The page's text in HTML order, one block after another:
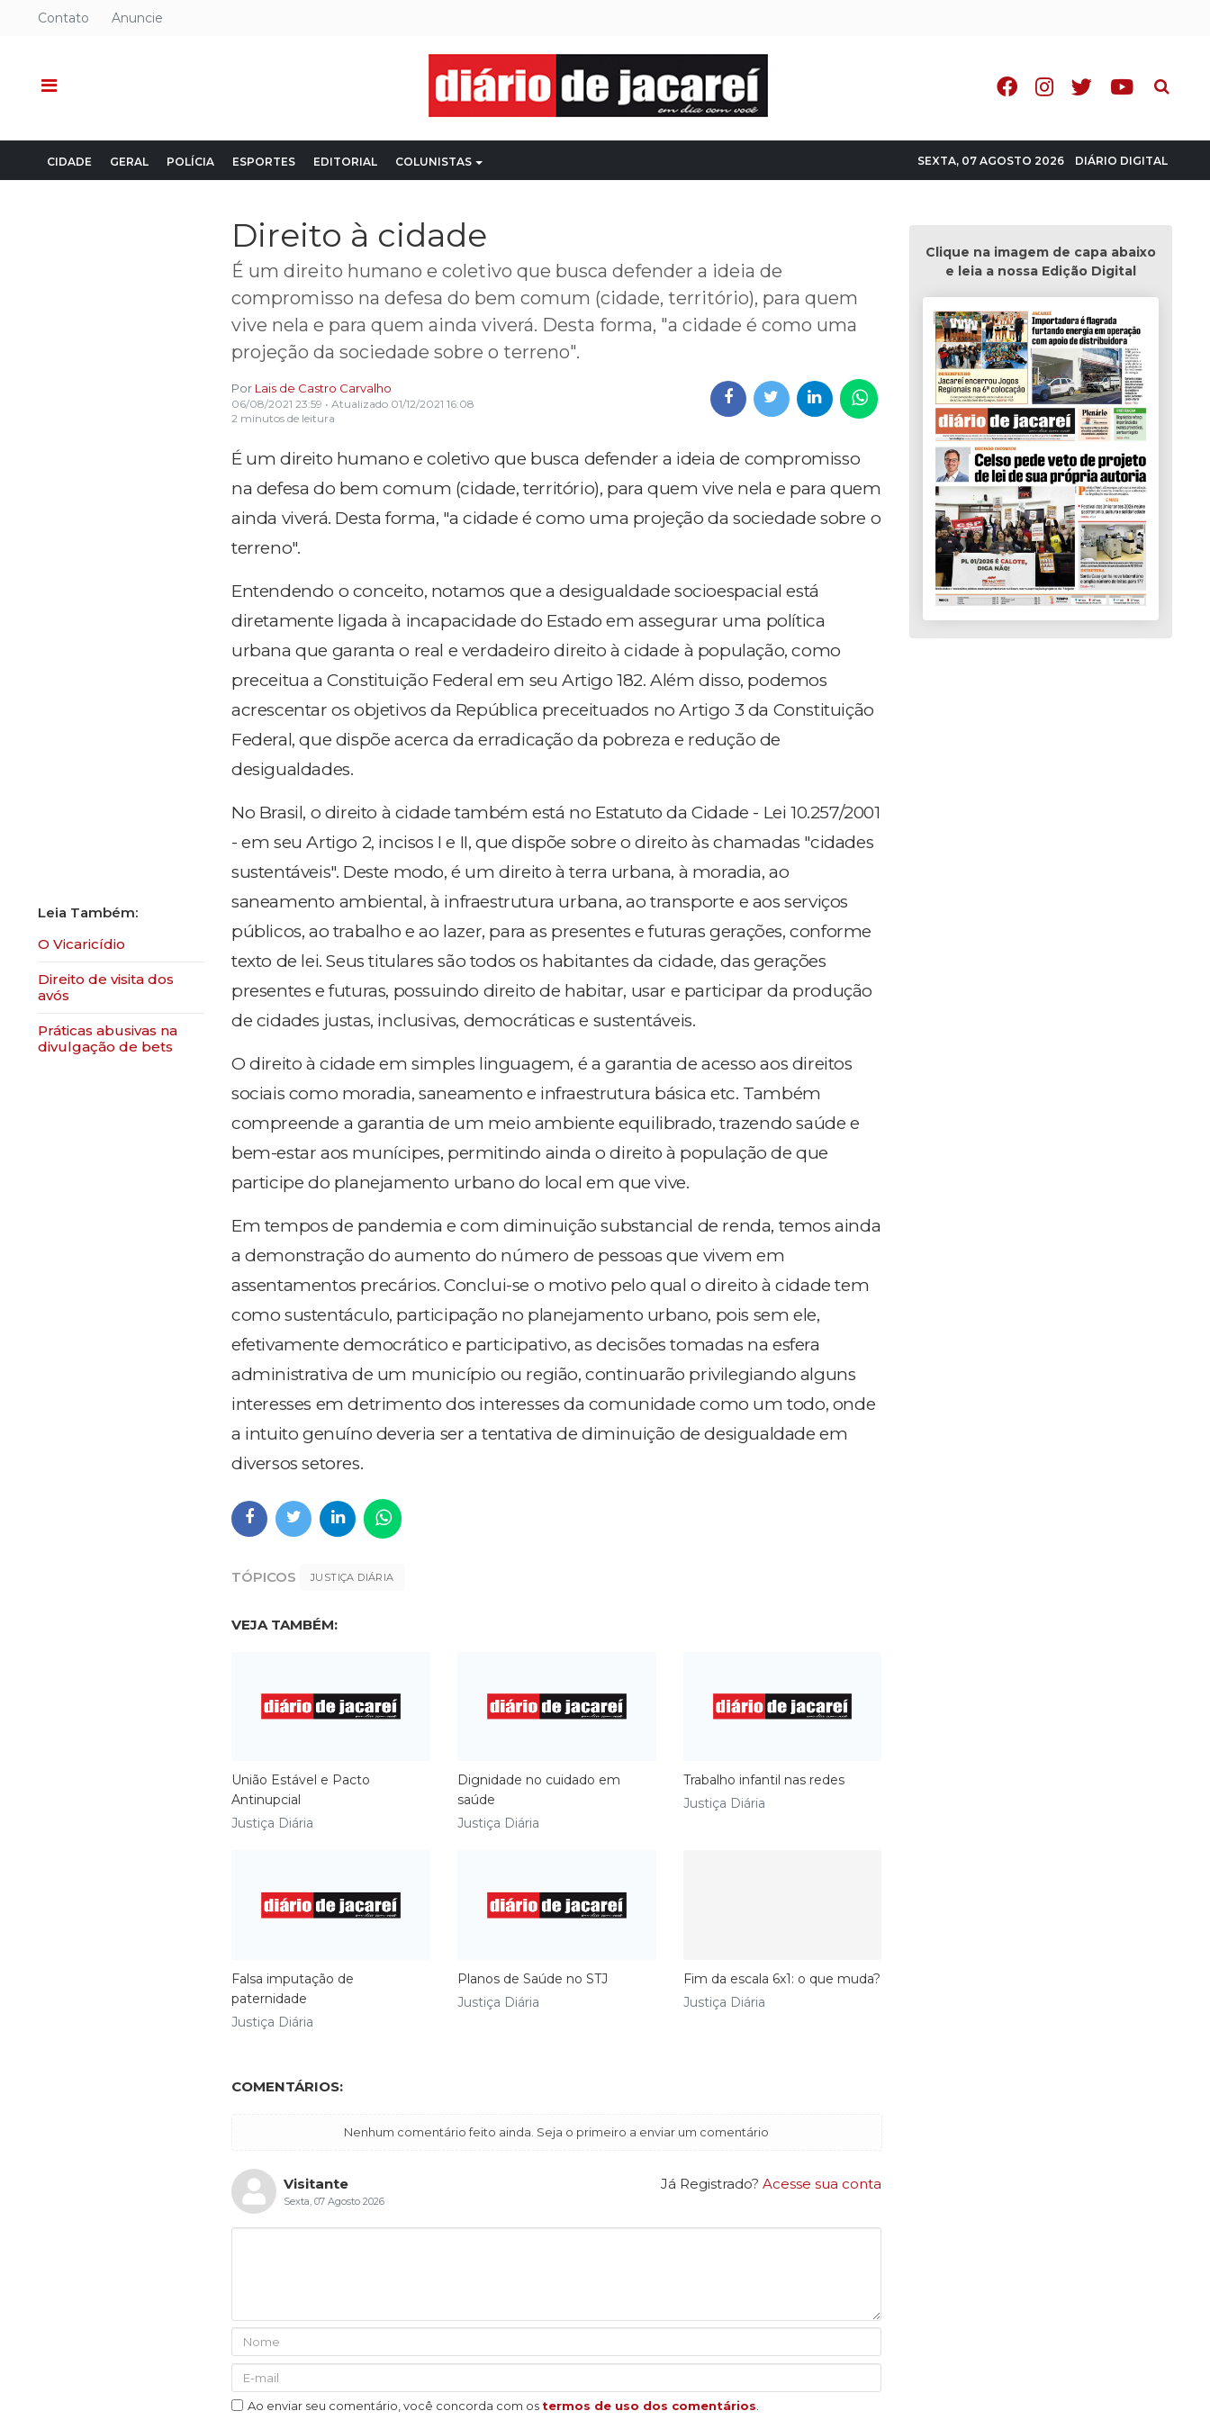
Contato Anuncie
Pesquisa
CIDADE GERAL POLÍCIA ESPORTES EDITORIAL COLUNISTAS SEXTA, 07 AGOSTO 2026 DIÁRIO DIGITAL
O Vicaricídio
Direito de visita dos
avós
Práticas abusivas na
divulgação de bets
Direito à cidade
É um direito humano e coletivo que busca defender a ideia de
compromisso na defesa do bem comum (cidade, território), para quem
vive nela e para quem ainda viverá. Desta forma, "a cidade é como uma
projeção da sociedade sobre o terreno".
Por Lais de Castro Carvalho
06/08/2021 23:59 • Atualizado 01/12/2021 16:08
2 minutos de leitura
É um direito humano e coletivo que busca defender a ideia de compromisso
na defesa do bem comum (cidade, território), para quem vive nela e para quem
ainda viverá. Desta forma, "a cidade é como uma projeção da sociedade sobre o
terreno".
Entendendo o conceito, notamos que a desigualdade socioespacial está
diretamente ligada à incapacidade do Estado em assegurar uma política
urbana que garanta o real e verdadeiro direito à cidade à população, como
preceitua a Constituição Federal em seu Artigo 182. Além disso, podemos
acrescentar os objetivos da República preceituados no Artigo 3 da Constituição
Federal, que dispõe acerca da erradicação da pobreza e redução de
desigualdades.
No Brasil, o direito à cidade também está no Estatuto da Cidade - Lei 10.257/2001
- em seu Artigo 2, incisos I e II, que dispõe sobre o direito às chamadas "cidades
sustentáveis". Deste modo, é um direito à terra urbana, à moradia, ao
saneamento ambiental, à infraestrutura urbana, ao transporte e aos serviços
públicos, ao trabalho e ao lazer, para as presentes e futuras gerações, conforme
texto de lei. Seus titulares são todos os habitantes da cidade, das gerações
presentes e futuras, possuindo direito de habitar, usar e participar da produção
de cidades justas, inclusivas, democráticas e sustentáveis.
O direito à cidade em simples linguagem, é a garantia de acesso aos direitos
sociais como moradia, saneamento e infraestrutura básica etc. Também
compreende a garantia de um meio ambiente equilibrado, trazendo saúde e
bem-estar aos munícipes, permitindo ainda o direito à população de que
participe do planejamento urbano do local em que vive.
Em tempos de pandemia e com diminuição substancial de renda, temos ainda
a demonstração do aumento do número de pessoas que vivem em
assentamentos precários. Conclui-se o motivo pelo qual o direito à cidade tem
como sustentáculo, participação no planejamento urbano, pois sem ele,
efetivamente democrático e participativo, as decisões tomadas na esfera
administrativa de um município ou região, continuarão privilegiando alguns
interesses em detrimento dos interesses da comunidade como um todo, onde
a intuito genuíno deveria ser a tentativa de diminuição de desigualdade em
diversos setores.
TÓPICOS JUSTIÇA DIÁRIA
VEJA TAMBÉM:
União Estável e Pacto
Antinupcial
Justiça Diária
Dignidade no cuidado em
saúde
Justiça Diária
Trabalho infantil nas redes
Justiça Diária
Falsa imputação de
paternidade
Justiça Diária
Planos de Saúde no STJ
Justiça Diária
Fim da escala 6x1: o que muda?
Justiça Diária
COMENTÁRIOS:
Nenhum comentário feito ainda. Seja o primeiro a enviar um comentário
Já Registrado? Acesse sua conta
Visitante
Sexta, 07 Agosto 2026
Ao enviar seu comentário, você concorda com os termos de uso dos comentários.
Clique na imagem de capa abaixo
e leia a nossa Edição Digital